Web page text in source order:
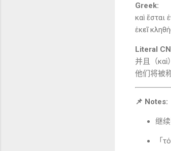
Greek:
καὶ ἔσται
ἐκεῖ
Literal
并且（
他们将被
📌 Notes:
继
「